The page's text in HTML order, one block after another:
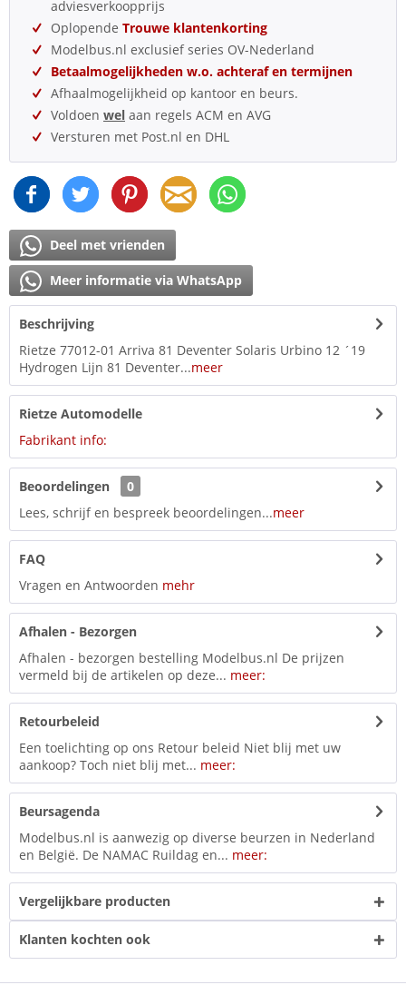
adviesverkoopprijs
Oplopende Trouwe klantenkorting
Modelbus.nl exclusief series OV-Nederland
Betaalmogelijkheden w.o. achteraf en termijnen
Afhaalmogelijkheid op kantoor en beurs.
Voldoen wel aan regels ACM en AVG
Versturen met Post.nl en DHL
Deel met vrienden
Meer informatie via WhatsApp
Beschrijving
Rietze 77012-01 Arriva 81 Deventer Solaris Urbino 12 ´19
Hydrogen Lijn 81 Deventer...meer
Rietze Automodelle
Fabrikant info:
Beoordelingen
0
Lees, schrijf en bespreek beoordelingen...meer
FAQ
Vragen en Antwoorden mehr
Afhalen - Bezorgen
Afhalen - bezorgen bestelling Modelbus.nl De prijzen
vermeld bij de artikelen op deze... meer:
Retourbeleid
Een toelichting op ons Retour beleid Niet blij met uw
aankoop? Toch niet blij met... meer:
Beursagenda
Modelbus.nl is aanwezig op diverse beurzen in Nederland
en België. De NAMAC Ruildag en... meer:
Vergelijkbare producten
Klanten kochten ook